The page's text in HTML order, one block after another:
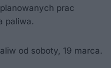
prac
paliwa.
od soboty, 19 marca.